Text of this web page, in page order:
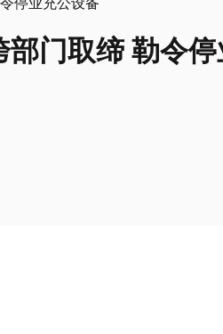
部门取缔 勒令